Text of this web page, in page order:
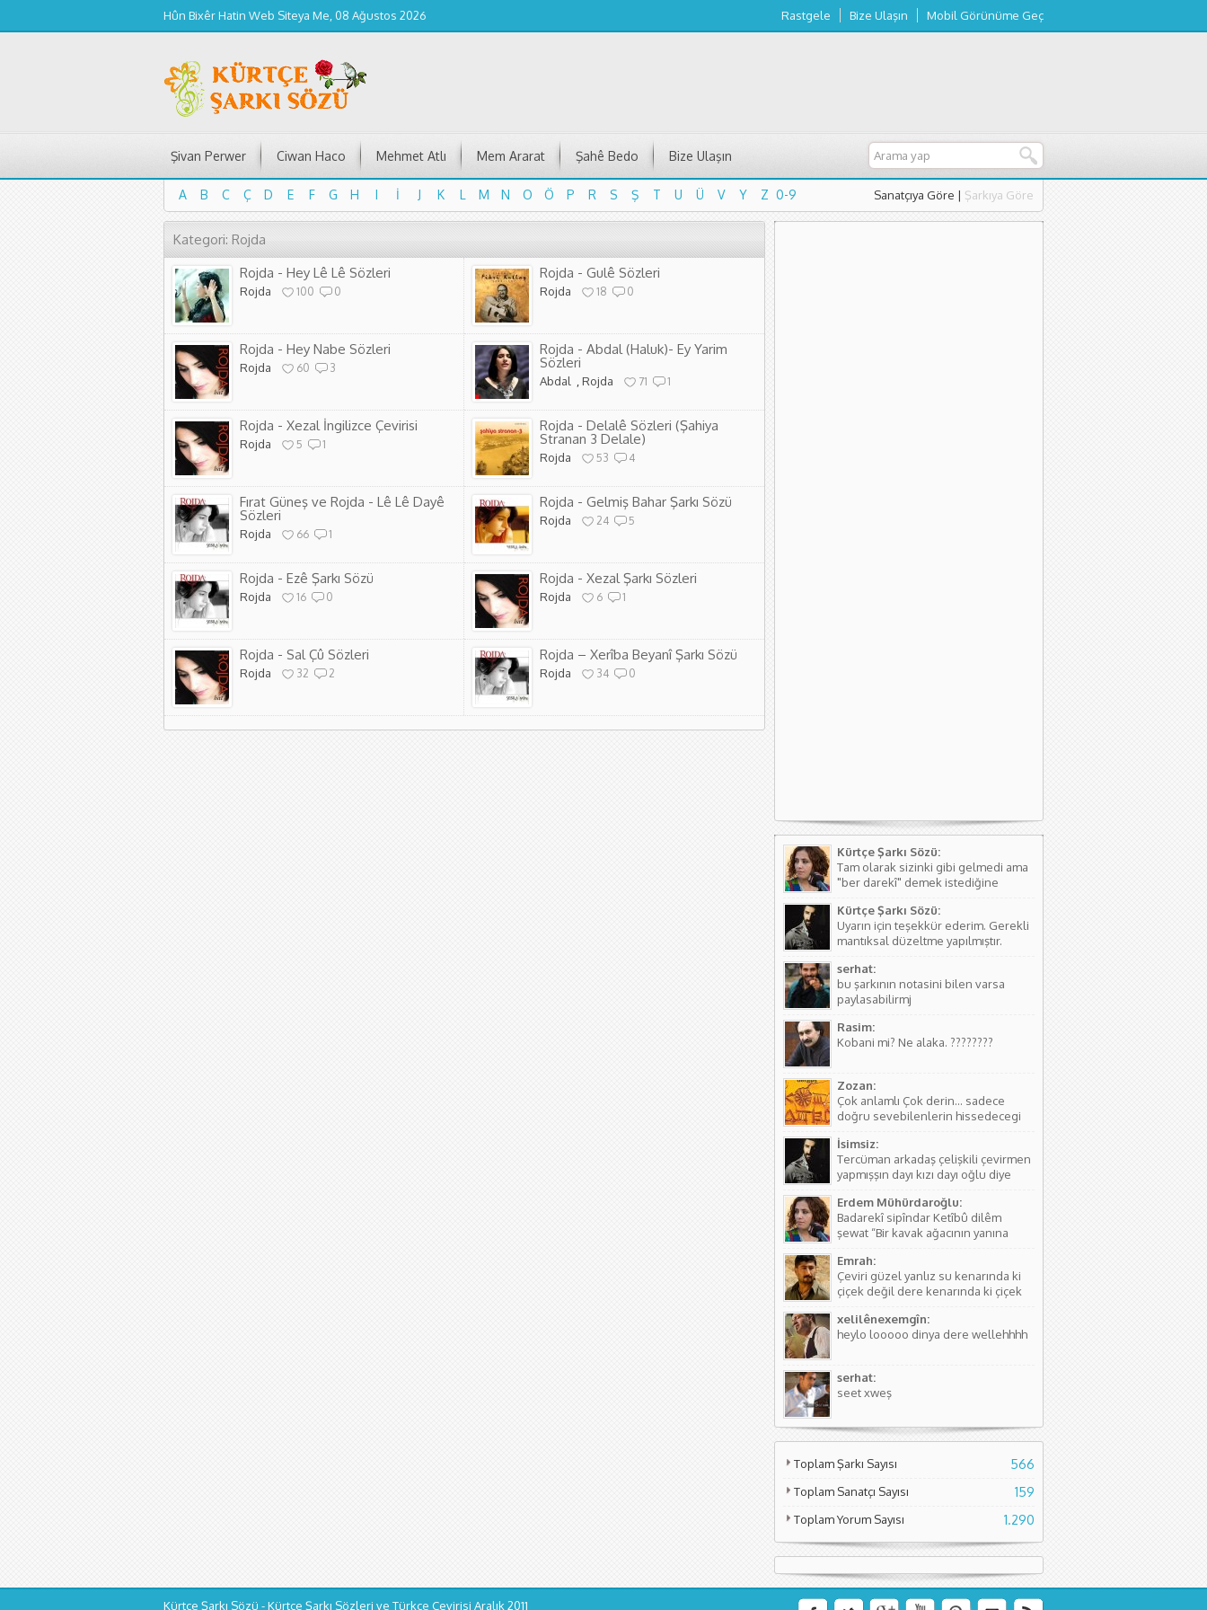
Hûn Bixêr Hatin Web Siteya Me, 08 Ağustos 2026 Rastgele Bize Ulaşın Mobil Görünüme Geç
Şivan Perwer Ciwan Haco Mehmet Atlı Mem Ararat Şahê Bedo Bize Ulaşın
A B C Ç D E F G H I İ J K L M N O Ö P R S Ş T U Ü V Y Z 0-9
A
B C Ç D E F G H I İ J K L M N O Ö P R S Ş T U Ü V Y Z 0-9
Sanatçıya Göre | Şarkıya Göre
Kategori: Rojda
Rojda - Hey Lê Lê Sözleri
Rojda 100 0
Rojda - Gulê Sözleri
Rojda 18 0
Rojda - Hey Nabe Sözleri
Rojda 60 3
Rojda - Abdal (Haluk)- Ey Yarim
Sözleri
Abdal Rojda 71 1
Rojda - Xezal İngilizce Çevirisi
Rojda 5 1
Rojda - Delalê Sözleri (Şahiya
Stranan 3 Delale)
Rojda 53 4
Fırat Güneş ve Rojda - Lê Lê Dayê
Sözleri
Rojda 66 1
Rojda - Gelmiş Bahar Şarkı Sözü
Rojda 24 5
Rojda - Ezê Şarkı Sözü
Rojda 16 0
Rojda - Xezal Şarkı Sözleri
Rojda 6 1
Rojda - Sal Çû Sözleri
Rojda 32 2
Rojda – Xerîba Beyanî Şarkı Sözü
Rojda 34 0
Kürtçe Şarkı Sözü:
Tam olarak sizinki gibi gelmedi ama
"ber darekî" demek istediğine
düzeltmede bulundum. Teşkkürler
Kürtçe Şarkı Sözü:
Uyarın için teşekkür ederim. Gerekli
mantıksal düzeltme yapılmıştır.
serhat:
bu şarkının notasini bilen varsa
paylasabilirmj
Rasim:
Kobani mi? Ne alaka. ????????
Zozan:
Çok anlamlı Çok derin... sadece
doğru sevebilenlerin hissedecegi
İsimsiz:
Tercüman arkadaş çelişkili çevirmen
yapmışşın dayı kızı dayı oğlu diye
vardır biraz aile yapısını öğren ( iki
kişinin...
Erdem Mühürdaroğlu:
Badarekî sipîndar Ketîbû dilêm
şewat “Bir kavak ağacının yanına
Sözlerdeki hikayede birini arıyorlar
ve aradıkları yerde bir kavak
ağacının yanında yere düşmüş
Emrah:
Çeviri güzel yanlız su kenarında ki
çiçek değil dere kenarında ki çiçek
kıymetli olduğunu söylüyor sanırım.
Asıl söyleyen Seyade Şame dur...
xelilênexemgîn:
heylo looooo dinya dere wellehhhh
serhat:
seet xweş
Toplam Şarkı Sayısı 566
Toplam Sanatçı Sayısı 159
Toplam Yorum Sayısı 1.290
Kürtçe Şarkı Sözü - Kürtçe Şarkı Sözleri ve Türkçe Çevirisi Aralık 2011